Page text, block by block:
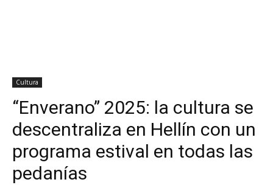
Cultura
“Enverano” 2025: la cultura se
descentraliza en Hellín con un
programa estival en todas las
pedanías